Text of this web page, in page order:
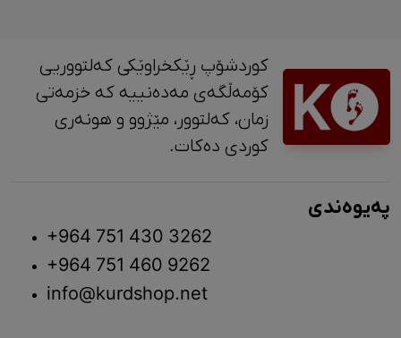
کوردشۆپ ڕێکخراوێکی کەلتووریی
کۆمەڵگەی مەدەنییە کە خزمەتی
زمان، کەلتوور، مێژوو و ‎هونەری
کوردی دەکات.
پەیوەندی
+964 751 430 3262
+964 751 460 9262
info@kurdshop.net